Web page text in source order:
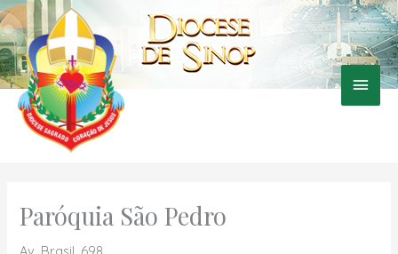
Ir
para
o
conteúdo
Paróquia São Pedro